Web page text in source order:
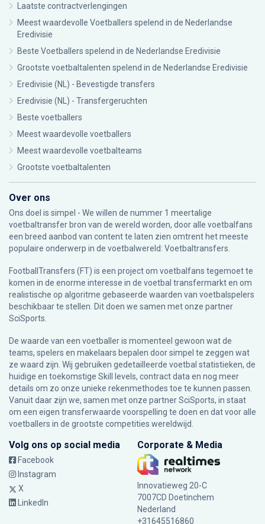
Laatste contractverlengingen
Meest waardevolle Voetballers spelend in de Nederlandse
Eredivisie
Beste Voetballers spelend in de Nederlandse Eredivisie
Grootste voetbaltalenten spelend in de Nederlandse Eredivisie
Eredivisie (NL) - Bevestigde transfers
Eredivisie (NL) - Transfergeruchten
Beste voetballers
Meest waardevolle voetballers
Meest waardevolle voetbalteams
Grootste voetbaltalenten
Over ons
Ons doel is simpel - We willen de nummer 1 meertalige
voetbaltransfer bron van de wereld worden, door alle voetbalfans
een breed aanbod van content te laten zien omtrent het meeste
populaire onderwerp in de voetbalwereld: Voetbaltransfers.
FootballTransfers (FT) is een project om voetbalfans tegemoet te
komen in de enorme interesse in de voetbal transfermarkt en om
realistische op algoritme gebaseerde waarden van voetbalspelers
beschikbaar te stellen. Dit doen we samen met onze partner
SciSports
De waarde van een voetballer is momenteel gewoon wat de
teams, spelers en makelaars bepalen door simpel te zeggen wat
ze waard zijn. Wij gebruiken gedetailleerde voetbal statistieken, de
huidige en toekomstige Skill levels, contract data en nog meer
details om zo onze unieke rekenmethodes toe te kunnen passen.
Vanuit daar zijn we, samen met onze partner SciSports, in staat
om een eigen transferwaarde voorspelling te doen en dat voor alle
voetballers in de grootste competities wereldwijd.
Volg ons op social media
Facebook
Instagram
X
LinkedIn
Corporate & Media
Innovatieweg 20-C
7007CD Doetinchem
Nederland
+31645516860